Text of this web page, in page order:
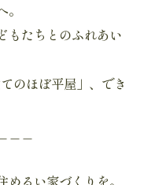
もたちとのふれあい
のほぼ平屋」、でき
るい家づくりを。